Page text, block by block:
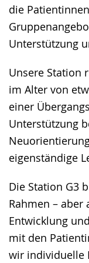
die
Unterstützung
Unsere Station
im Alter von
einer
Unterstützung
eigenständige
Die Station G3
Rahmen – aber
Entwicklung
mit den
wir individuelle